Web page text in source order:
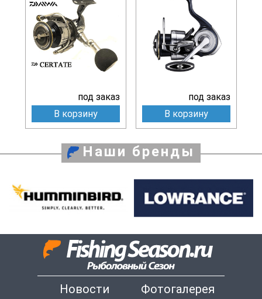
под заказ
В корзину
под заказ
В корзину
Наши бренды
Новости Фотогалерея